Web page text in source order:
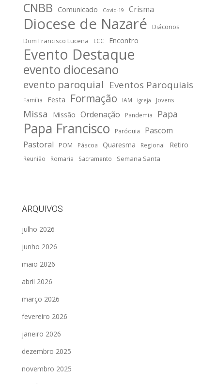
CNBB Comunicado Covid-19 Crisma
Diocese de Nazaré
Diáconos
Dom Francisco Lucena
ECC Encontro
Evento Destaque
evento diocesano
evento paroquial Eventos Paroquiais
Família Festa Formação IAM Igreja Jovens
Missa Missão Ordenação Pandemia Papa
Papa Francisco Paróquia
Pascom
Pastoral
POM Páscoa Quaresma Regional Retiro
Reunião Romaria Sacramento Semana Santa
ARQUIVOS
julho 2026
junho 2026
maio 2026
abril 2026
março 2026
fevereiro 2026
janeiro 2026
dezembro 2025
novembro 2025